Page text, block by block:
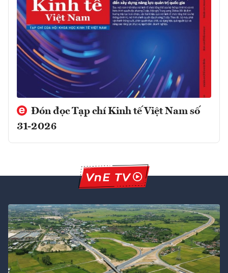
Đón đọc Tạp chí Kinh tế Việt Nam số
31-2026